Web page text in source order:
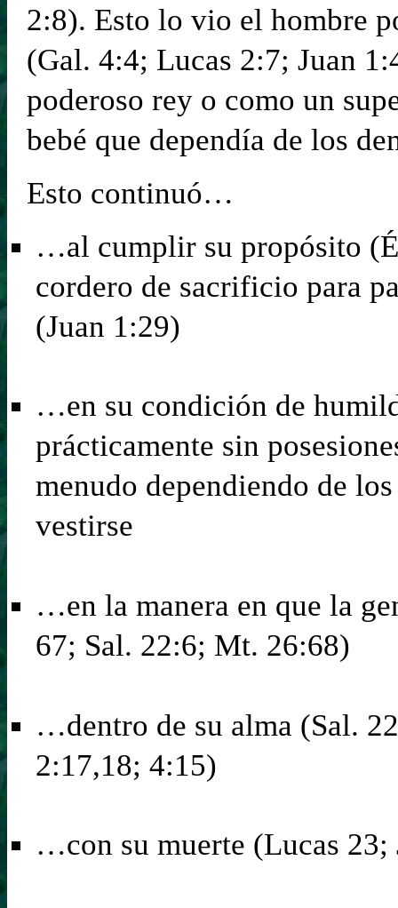
2:8). Esto lo vio el hombre
(Gal. 4:4; Lucas 2:7; Juan
poderoso rey o como un
bebé que dependía de los
Esto continuó…
…al cumplir su propósito
cordero de sacrificio para
(Juan 1:29)
…en su condición de
prácticamente sin
menudo dependiendo de
vestirse
…en la manera en que la
67; Sal. 22:6; Mt. 26:68)
…dentro de su alma (Sal.
2:17,18; 4:15)
…con su muerte (Lucas 23;